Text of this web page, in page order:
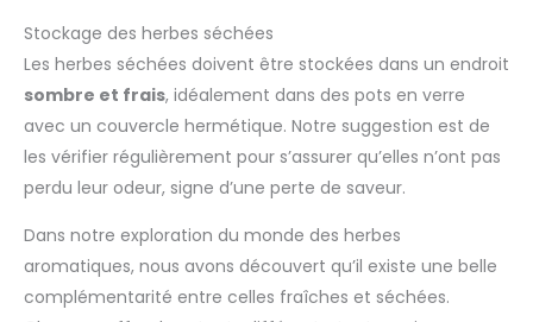
Stockage des herbes séchées
Les herbes séchées doivent être stockées dans un endroit
sombre et frais, idéalement dans des pots en verre
avec un couvercle hermétique. Notre suggestion est de
les vérifier régulièrement pour s’assurer qu’elles n’ont pas
perdu leur odeur, signe d’une perte de saveur.
Dans notre exploration du monde des herbes
aromatiques, nous avons découvert qu’il existe une belle
complémentarité entre celles fraîches et séchées.